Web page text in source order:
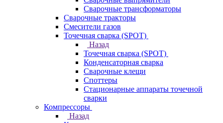
Сварочные трансформаторы
Сварочные тракторы
Смесители газов
Точечная сварка (SPOT)
Назад
Точечная сварка (SPOT)
Конденсаторная сварка
Сварочные клещи
Споттеры
Стационарные аппараты точечной
сварки
Компрессоры
Назад